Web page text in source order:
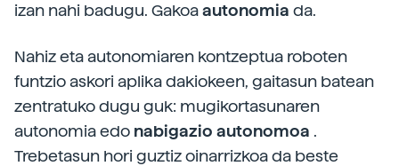
izan nahi badugu. Gakoaautonomia da.
Nahiz eta autonomiaren kontzeptua roboten
funtzio askori aplika dakiokeen, gaitasun batean
zentratuko dugu guk: mugikortasunaren
autonomia edo nabigazio autonomoa .
Trebetasun hori guztiz oinarrizkoa da beste